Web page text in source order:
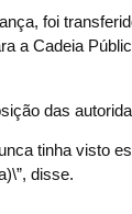
foi
a Cadeia
das
tinha visto
disse.